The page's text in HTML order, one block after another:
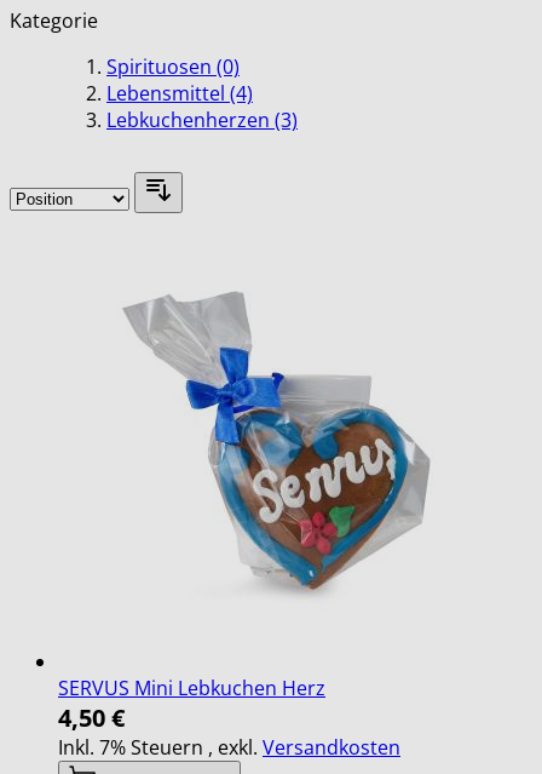
Kategorie
Spirituosen (0)
Lebensmittel (4)
Lebkuchenherzen (3)
SERVUS Mini Lebkuchen Herz
4,50 €
Inkl. 7% Steuern , exkl. Versandkosten